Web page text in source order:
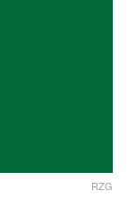
RZG